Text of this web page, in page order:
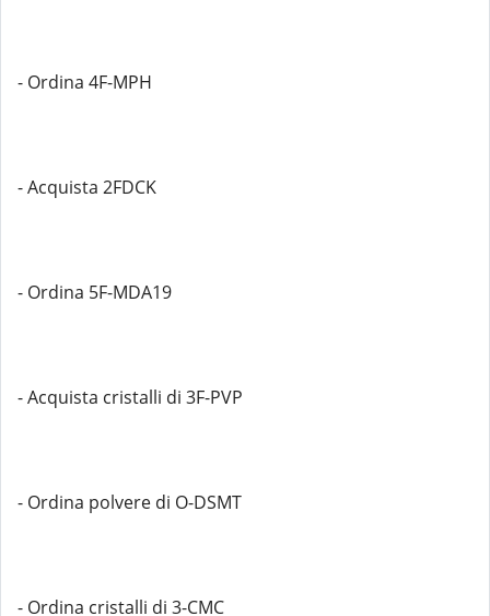
- Ordina 4F-MPH
- Acquista 2FDCK
- Ordina 5F-MDA19
- Acquista cristalli di 3F-PVP
- Ordina polvere di O-DSMT
- Ordina cristalli di 3-CMC